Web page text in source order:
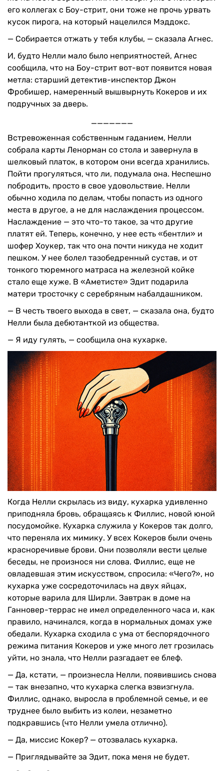
его коллегах с Боу-стрит, они тоже не прочь урвать
кусок пирога, на который нацелился Мэддокс.
— Собирается отжать у тебя клубы, — сказала Агнес.
И, будто Нелли мало было неприятностей, Агнес
сообщила, что на Боу-стрит вот-вот появится новая
метла: старший детектив-инспектор Джон
Фробишер, намеренный вышвырнуть Кокеров и их
подручных за дверь.
_______
Встревоженная собственным гаданием, Нелли
собрала карты Ленорман со стола и завернула в
шелковый платок, в котором они всегда хранились.
Пойти прогуляться, что ли, подумала она. Неспешно
побродить, просто в свое удовольствие. Нелли
обычно ходила по делам, чтобы попасть из одного
места в другое, а не для наслаждения процессом.
Наслаждение — это что-то такое, за что другие
платят ей. Теперь, конечно, у нее есть «бентли» и
шофер Хоукер, так что она почти никуда не ходит
пешком. У нее болел тазобедренный сустав, и от
тонкого тюремного матраса на железной койке
стало еще хуже. В «Аметисте» Эдит подарила
матери тросточку с серебряным набалдашником.
— В честь твоего выхода в свет, — сказала она, будто
Нелли была дебютанткой из общества.
— Я иду гулять, — сообщила она кухарке.
Когда Нелли скрылась из виду, кухарка удивленно
приподняла бровь, обращаясь к Филлис, новой юной
посудомойке. Кухарка служила у Кокеров так долго,
что переняла их мимику. У всех Кокеров были очень
красноречивые брови. Они позволяли вести целые
беседы, не произнося ни слова. Филлис, еще не
овладевшая этим искусством, спросила: «Чего?», но
кухарка уже сосредоточилась на двух яйцах,
которые варила для Ширли. Завтрак в доме на
Ганновер-террас не имел определенного часа и, как
правило, начинался, когда в нормальных домах уже
обедали. Кухарка сходила с ума от беспорядочного
режима питания Кокеров и уже много лет грозилась
уйти, но знала, что Нелли разгадает ее блеф.
— Да, кстати, — произнесла Нелли, появившись снова
— так внезапно, что кухарка слегка взвизгнула.
Филлис, однако, выросла в проблемной семье, и ее
труднее было выбить из колеи, незаметно
подкравшись (что Нелли умела отлично).
— Да, миссис Кокер? — отозвалась кухарка.
— Приглядывайте за Эдит, пока меня не будет.